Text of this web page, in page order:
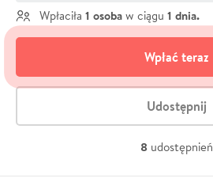
Wpłaciła 1 osoba w ciągu 1 dnia.
Wpłać teraz
Udostępnij
8 udostępnień